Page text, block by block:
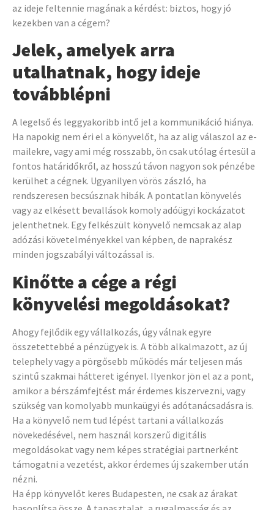
az ideje feltennie magának a kérdést: biztos, hogy jó
kezekben van a cégem?
Jelek, amelyek arra
utalhatnak, hogy ideje
továbblépni
A legelső és leggyakoribb intő jel a kommunikáció hiánya.
Ha napokig nem éri el a könyvelőt, ha az alig válaszol az e-
mailekre, vagy ami még rosszabb, ön csak utólag értesül a
fontos határidőkről, az hosszú távon nagyon sok pénzébe
kerülhet a cégnek. Ugyanilyen vörös zászló, ha
rendszeresen becsúsznak hibák. A pontatlan könyvelés
vagy az elkésett bevallások komoly adóügyi kockázatot
jelenthetnek. Egy felkészült könyvelő nemcsak az alap
adózási követelményekkel van képben, de naprakész
minden jogszabályi változással is.
Kinőtte a cége a régi
könyvelési megoldásokat?
Ahogy fejlődik egy vállalkozás, úgy válnak egyre
összetettebbé a pénzügyek is. A több alkalmazott, az új
telephely vagy a pörgősebb működés már teljesen más
szintű szakmai hátteret igényel. Ilyenkor jön el az a pont,
amikor a bérszámfejtést már érdemes kiszervezni, vagy
szükség van komolyabb munkaügyi és adótanácsadásra is.
Ha a könyvelő nem tud lépést tartani a vállalkozás
növekedésével, nem használ korszerű digitális
megoldásokat vagy nem képes stratégiai partnerként
támogatni a vezetést, akkor érdemes új szakember után
nézni.
Ha épp könyvelőt keres Budapesten, ne csak az árakat